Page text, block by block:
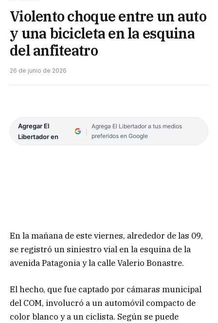
Violento choque entre un auto
y una bicicleta en la esquina
del anfiteatro
26 de junio de 2026
Agregar El
Libertador en
Agrega El Libertador a tus medios
preferidos en Google
En la mañana de este viernes, alrededor de las 09,
se registró un siniestro vial en la esquina de la
avenida Patagonia y la calle Valerio Bonastre.
El hecho, que fue captado por cámaras municipal
del COM, involucró a un automóvil compacto de
color blanco y a un ciclista. Según se puede